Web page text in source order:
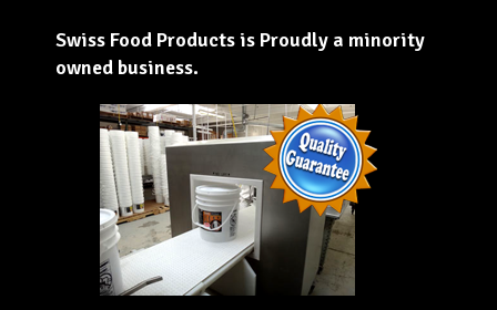
Swiss Food Products is Proudly a minority
owned business.